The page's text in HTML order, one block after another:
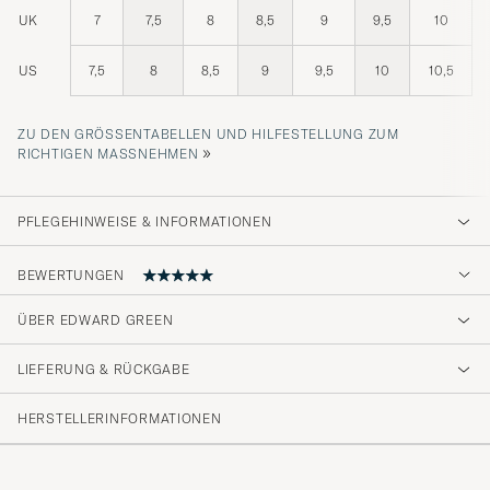
UK 7 7,5 8 8,5 9 9,5 10
US 7,5 8 8,5 9 9,5 10 10,5
ZU DEN GRÖSSENTABELLEN UND HILFESTELLUNG ZUM R
ICHTIGEN MASSNEHMEN
»
PFLEGEHINWEISE & INFORMATIONEN
BEWERTUNGEN
Hyvin istuvat ja koko juuri sopiva
JAY J GEKAUFT AM AUF CAREOFCARL.FI
ÜBER EDWARD GREEN
LIEFERUNG & RÜCKGABE
HERSTELLERINFORMATIONEN